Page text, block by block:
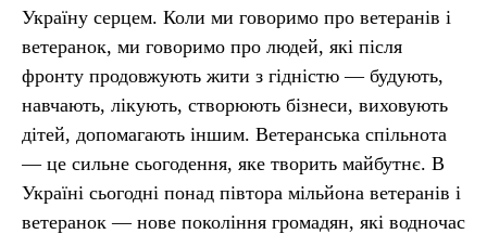
Україну серцем. Коли ми говоримо про ветеранів і
ветеранок, ми говоримо про людей, які після
фронту продовжують жити з гідністю — будують,
навчають, лікують, створюють бізнеси, виховують
дітей, допомагають іншим. Ветеранська спільнота
— це сильне сьогодення, яке творить майбутнє. В
Україні сьогодні понад півтора мільйона ветеранів і
ветеранок — нове покоління громадян, які водночас